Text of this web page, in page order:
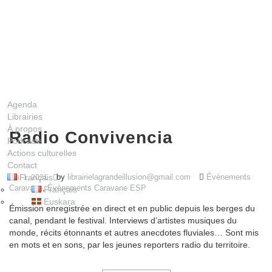
Agenda
Librairies
À propos
Podcasts
Actions culturelles
Contact
Français
Français
Euskara
Radio Convivencia
mai 1, 2021 by librairielagrandeillusion@gmail.com
Évènements
Caravane ,Évènements Caravane ESP
Émission enregistrée en direct et en public depuis les berges du
canal, pendant le festival. Interviews d’artistes musiques du
monde, récits étonnants et autres anecdotes fluviales… Sont mis
en mots et en sons, par les jeunes reporters radio du territoire.